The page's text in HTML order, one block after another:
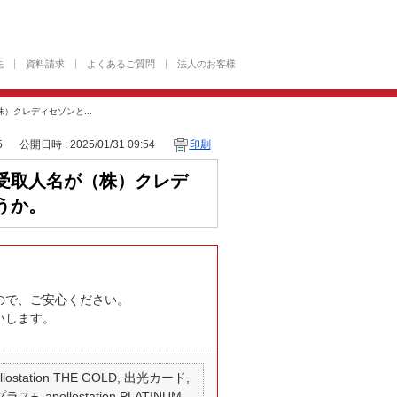
資料請求 よくあるご質問 法人のお客様
クレディセゾンと...
公開日時 : 2025/01/31 09:54 印刷
取人名が（株）クレデ
。
、ご安心ください。
ます。
THE GOLD, 出光カード,